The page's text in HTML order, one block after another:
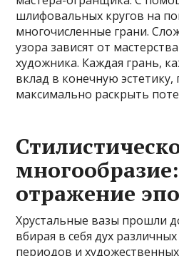
шлифовальных кругов на
многочисленные грани.
узора зависят от
художника. Каждая грань,
вклад в конечную
максимально раскрыть
многообразие:
отражение
Хрустальные вазы прошли
вбирая в себя дух
периодов и